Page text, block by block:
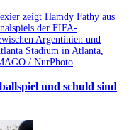
und schuld sind